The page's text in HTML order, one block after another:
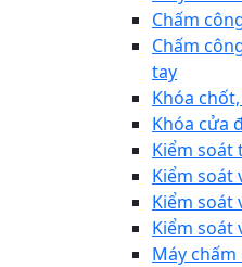
Chấm
Chấm
tay
Khóa
Khóa cửa
Kiểm soát
Kiểm soát
Kiểm soát
Kiểm soát
Máy